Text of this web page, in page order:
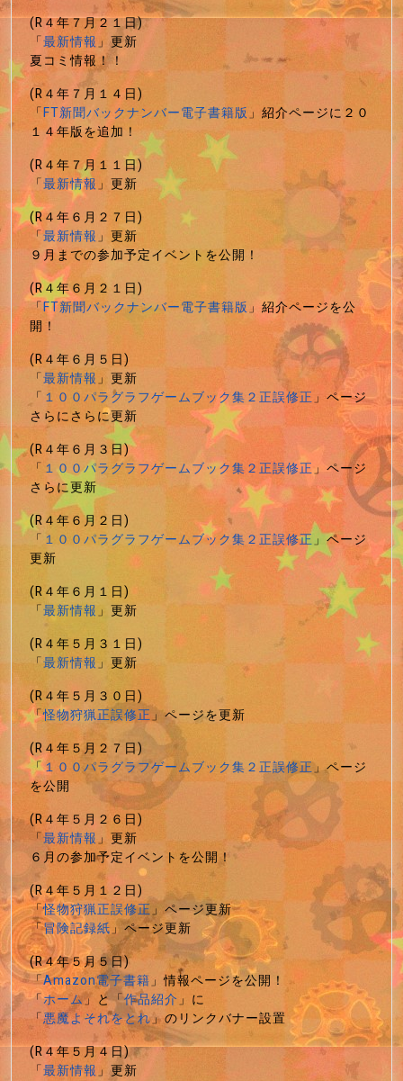
(R４年７月２１日)
「最新情報」更新
夏コミ情報！！
(R４年７月１４日)
「FT新聞バックナンバー電子書籍版」紹介ページに２０
１４年版を追加！
(R４年７月１１日)
「最新情報」更新
(R４年６月２７日)
「最新情報」更新
９月までの参加予定イベントを公開！
(R４年６月２１日)
「FT新聞バックナンバー電子書籍版」紹介ページを公
開！
(R４年６月５日)
「最新情報」更新
「 １００パラグラフゲームブック集２正誤修正」ページ
さらにさらに更新
(R４年６月３日)
「 １００パラグラフゲームブック集２正誤修正」ページ
さらに更新
(R４年６月２日)
「 １００パラグラフゲームブック集２正誤修正」ページ
更新
(R４年６月１日)
「最新情報」更新
(R４年５月３１日)
「最新情報」更新
(R４年５月３０日)
「怪物狩猟正誤修正」ページを更新
(R４年５月２７日)
「１００パラグラフゲームブック集２正誤修正」ページ
を公開
(R４年５月２６日)
「最新情報」更新
６月の参加予定イベントを公開！
(R４年５月１２日)
「怪物狩猟正誤修正」ページ更新
「冒険記録紙」ページ更新
(R４年５月５日)
「Amazon電子書籍」情報ページを公開！
「ホーム」と「作品紹介」に
「悪魔よそれをとれ」のリンクバナー設置
(R４年５月４日)
「最新情報」更新